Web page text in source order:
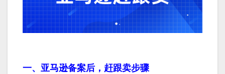
一、亚马逊备案后，赶跟卖步骤